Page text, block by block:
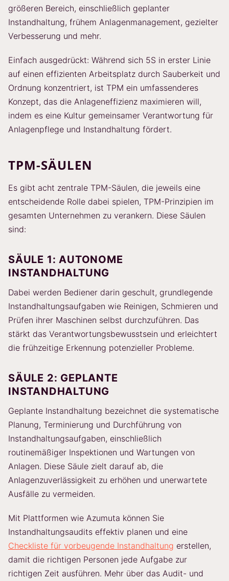
größeren Bereich, einschließlich geplanter
Instandhaltung, frühem Anlagenmanagement, gezielter
Verbesserung und mehr.
Einfach ausgedrückt: Während sich 5S in erster Linie
auf einen effizienten Arbeitsplatz durch Sauberkeit und
Ordnung konzentriert, ist TPM ein umfassenderes
Konzept, das die Anlageneffizienz maximieren will,
indem es eine Kultur gemeinsamer Verantwortung für
Anlagenpflege und Instandhaltung fördert.
TPM-SÄULEN
Es gibt acht zentrale TPM-Säulen, die jeweils eine
entscheidende Rolle dabei spielen, TPM-Prinzipien im
gesamten Unternehmen zu verankern. Diese Säulen
sind:
SÄULE 1: AUTONOME
INSTANDHALTUNG
Dabei werden Bediener darin geschult, grundlegende
Instandhaltungsaufgaben wie Reinigen, Schmieren und
Prüfen ihrer Maschinen selbst durchzuführen. Das
stärkt das Verantwortungsbewusstsein und erleichtert
die frühzeitige Erkennung potenzieller Probleme.
SÄULE 2: GEPLANTE
INSTANDHALTUNG
Geplante Instandhaltung bezeichnet die systematische
Planung, Terminierung und Durchführung von
Instandhaltungsaufgaben, einschließlich
routinemäßiger Inspektionen und Wartungen von
Anlagen. Diese Säule zielt darauf ab, die
Anlagenzuverlässigkeit zu erhöhen und unerwartete
Ausfälle zu vermeiden.
Mit Plattformen wie Azumuta können Sie
Instandhaltungsaudits effektiv planen und eine
Checkliste für vorbeugende Instandhaltung erstellen,
damit die richtigen Personen jede Aufgabe zur
richtigen Zeit ausführen. Mehr über das Audit- und